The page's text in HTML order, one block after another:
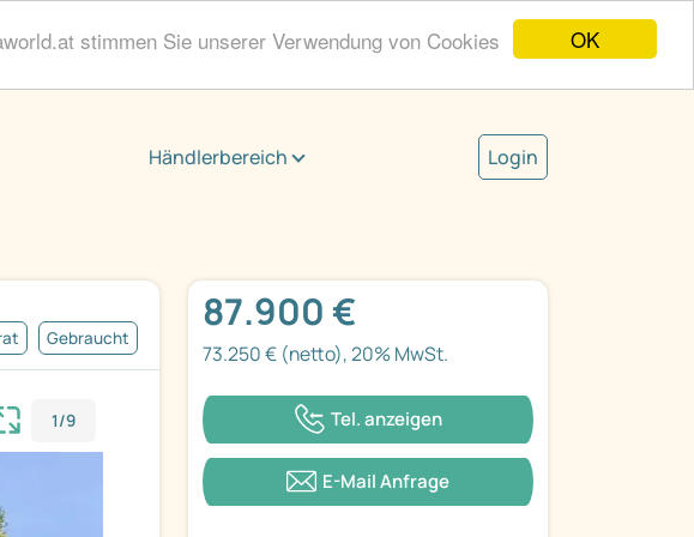
OK
stimmen Sie unserer Verwendung von Cookies
Händlerbereich Login
Gebraucht
1/9
87.900 €
73.250 € (netto), 20% MwSt.
Tel. anzeigen
E-Mail Anfrage